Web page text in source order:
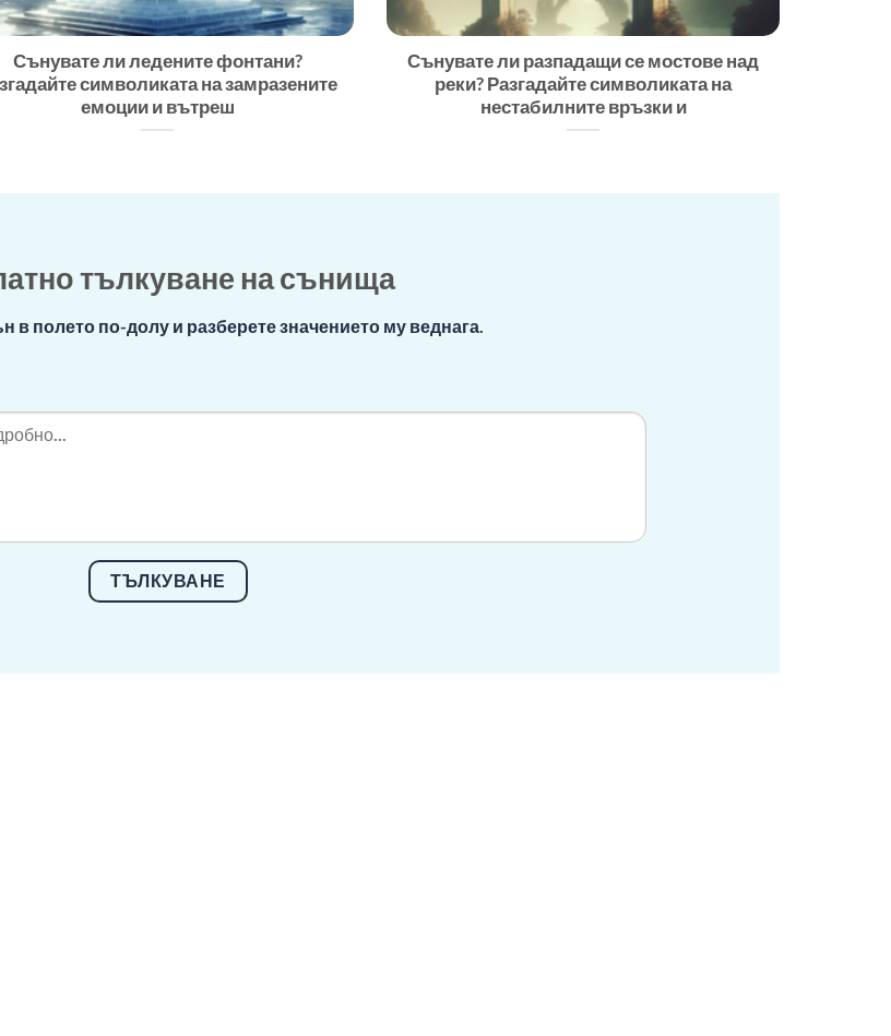
Сънувате ли ледените фонтани?
символиката на замразените
емоции и вътреш
Сънувате ли разпадащи се мостове над
реки? Разгадайте символиката на
нестабилните връзки и
тълкуване на сънища
в полето по-долу и разберете значението му веднага.
ТЪЛКУВАНЕ